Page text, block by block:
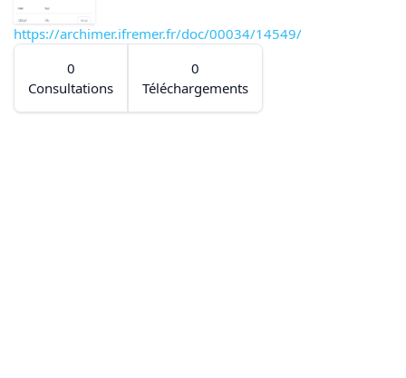
https://archimer.ifremer.fr/doc/00034/14549/
0
Consultations
0
Téléchargements